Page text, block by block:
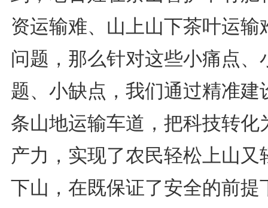
资运输难、山上山下茶叶运输
问题，那么针对这些小痛点、
题、小缺点，我们通过精准建
条山地运输车道，把科技转化
产力，实现了农民轻松上山又
下山，在既保证了安全的前提